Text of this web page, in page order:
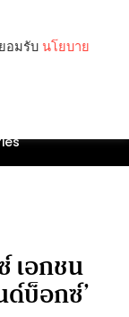
เอกชน
ด์บ็อกซ์’
อมรับ นโยบาย